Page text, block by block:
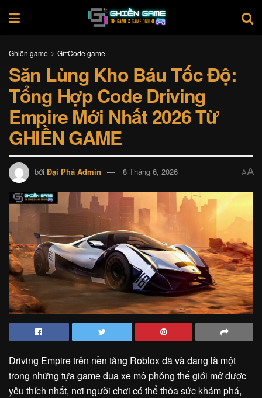
Ghiền game GiftCode game
Săn Lùng Kho Báu Tốc Độ:
Tổng Hợp Code Driving
Empire Mới Nhất 2026 Từ
GHIỀN GAME
bởi Đại Phá Admin 8 Tháng 6, 2026 AA
Driving Empire trên nền tảng Roblox đã và đang là một
trong những tựa game đua xe mô phỏng thế giới mở được
yêu thích nhất, nơi người chơi có thể thỏa sức khám phá,